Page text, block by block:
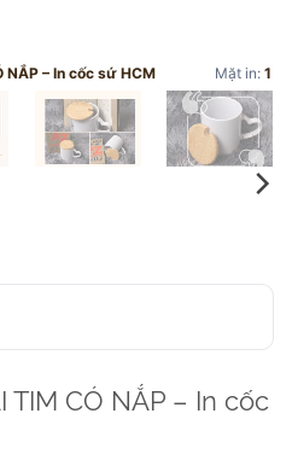
NẮP – In cốc sứ HCM Mặt in: 1
TIM CÓ NẮP – In cốc